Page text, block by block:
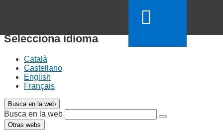
Selecciona idioma
Català
Castellano
English
Français
Busca en la web
Busca en la web
Otras webs